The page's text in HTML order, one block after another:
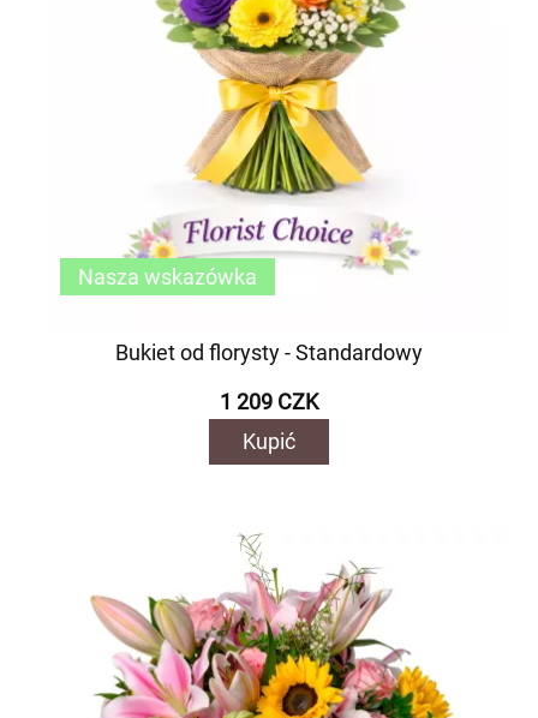
Bukiet od florysty - Standardowy
1 209 CZK
Kupić
Nasza wskazówka